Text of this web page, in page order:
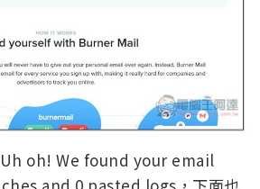
Uh oh! We found your email